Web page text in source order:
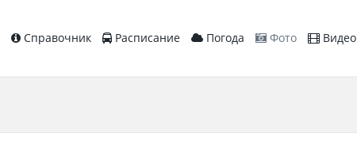
Справочник Расписание Погода Фото Видео